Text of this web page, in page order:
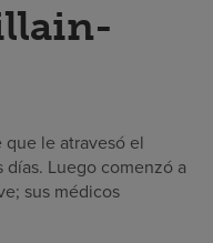
le atravesó el
Luego comenzó a
sus médicos